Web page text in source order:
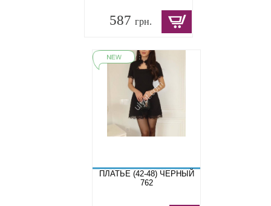
587 грн.
ПЛАТЬЕ (42-48) ЧЕРНЫЙ
762